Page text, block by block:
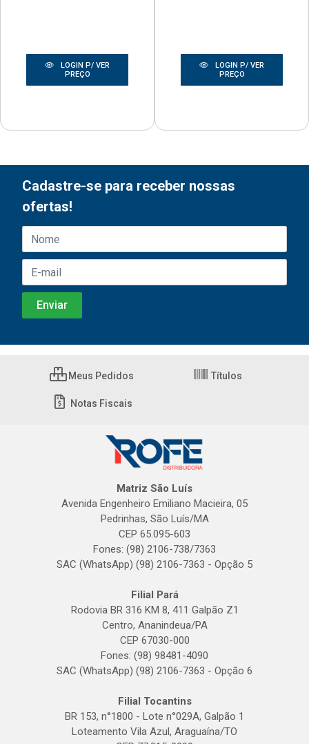
LOGIN P/ VER
PREÇO
LOGIN P/ VER
PREÇO
Cadastre-se para receber nossas
ofertas!
Meus Pedidos Títulos
Notas Fiscais
Matriz São Luís
Avenida Engenheiro Emiliano Macieira, 05
Pedrinhas, São Luís/MA
CEP 65.095-603
Fones: (98) 2106-738/7363
SAC (WhatsApp) (98) 2106-7363 - Opção 5
Filial Pará
Rodovia BR 316 KM 8, 411 Galpão Z1
Centro, Ananindeua/PA
CEP 67030-000
Fones: (98) 98481-4090
SAC (WhatsApp) (98) 2106-7363 - Opção 6
Filial Tocantins
BR 153, n°1800 - Lote n°029A, Galpão 1
Loteamento Vila Azul, Araguaína/TO